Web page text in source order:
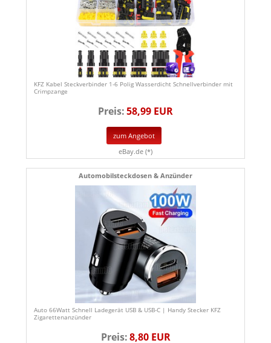
KFZ Kabel Steckverbinder 1-6 Polig Wasserdicht Schnellverbinder mit
Crimpzange
Preis:58,99 EUR
zum Angebot
eBay.de (*)
Automobilsteckdosen & Anzünder
Auto 66Watt Schnell Ladegerät USB & USB-C | Handy Stecker KFZ
Zigarettenanzünder
Preis:8,80 EUR